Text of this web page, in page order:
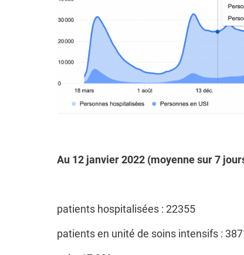
Au 12 janvier 2022 (moyenne sur 7
patients hospitalisées : 22355
patients en unité de soins intensifs :